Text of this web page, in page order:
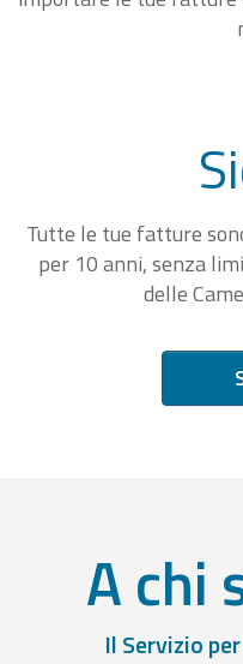
Tutte le tue fatture
per 10 anni, senza
delle
A chi
Il Servizio